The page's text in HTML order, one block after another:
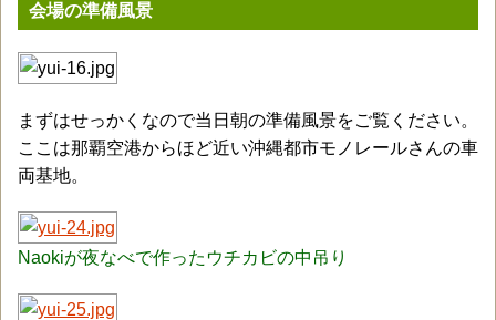
会場の準備風景
まずはせっかくなので当日朝の準備風景をご覧ください。
ここは那覇空港からほど近い沖縄都市モノレールさんの車
両基地。
Naokiが夜なべで作ったウチカビの中吊り